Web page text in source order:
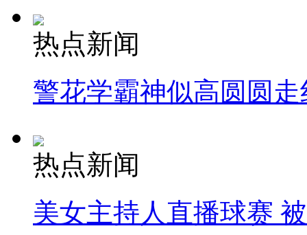
热点新闻
警花学霸神似高圆圆走
热点新闻
美女主持人直播球赛